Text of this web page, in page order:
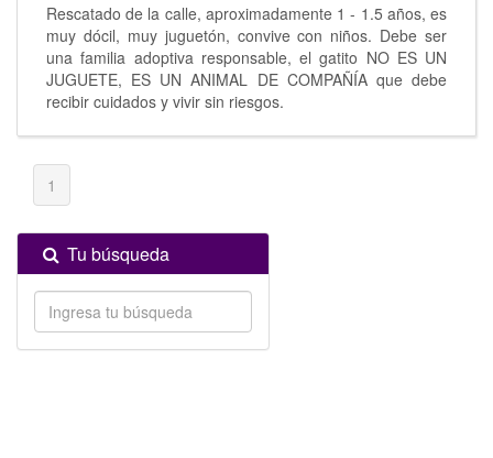
Rescatado de la calle, aproximadamente 1 - 1.5 años, es
muy dócil, muy juguetón, convive con niños. Debe ser
una familia adoptiva responsable, el gatito NO ES UN
JUGUETE, ES UN ANIMAL DE COMPAÑÍA que debe
recibir cuidados y vivir sin riesgos.
1
Tu búsqueda